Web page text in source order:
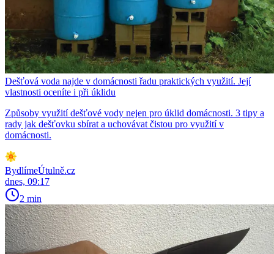
Dešťová voda najde v domácnosti řadu praktických využití. Její
vlastnosti oceníte i při úklidu
Způsoby využití dešťové vody nejen pro úklid domácnosti. 3 tipy a
rady jak dešťovku sbírat a uchovávat čistou pro využití v
domácnosti.
BydlímeÚtulně.cz
dnes, 09:17
2 min